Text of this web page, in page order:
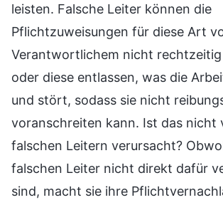
leisten. Falsche Leiter können die
Pflichtzuweisungen für diese Art
Verantwortlichem nicht rechtzeitig
oder diese entlassen, was die
und stört, sodass sie nicht
voranschreiten kann. Ist das nicht
falschen Leitern verursacht?
falschen Leiter nicht direkt dafür
sind, macht sie ihre